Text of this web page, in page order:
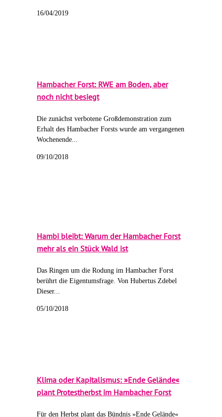
16/04/2019
Hambacher Forst: RWE am Boden, aber
noch nicht besiegt
Die zunächst verbotene Großdemonstration zum
Erhalt des Hambacher Forsts wurde am vergangenen
Wochenende...
09/10/2018
Hambi bleibt: Warum der Hambacher Forst
mehr als ein Stück Wald ist
Das Ringen um die Rodung im Hambacher Forst
berührt die Eigentumsfrage. Von Hubertus Zdebel
Dieser...
05/10/2018
Klima oder Kapitalismus: »Ende Gelände«
plant Protestherbst im Hambacher Forst
Für den Herbst plant das Bündnis »Ende Gelände«